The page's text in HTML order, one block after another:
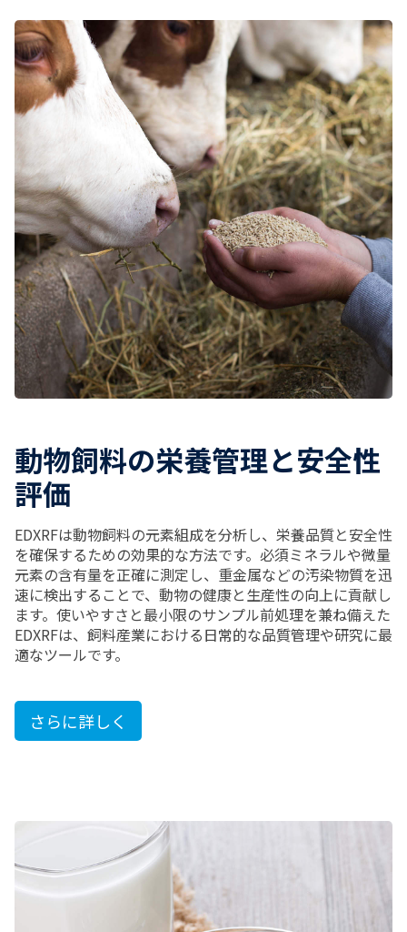
動物飼料の栄養管理と安全性
評価
EDXRFは動物飼料の元素組成を分析し、栄養品質と安全性
を確保するための効果的な方法です。必須ミネラルや微量
元素の含有量を正確に測定し、重金属などの汚染物質を迅
速に検出することで、動物の健康と生産性の向上に貢献し
ます。使いやすさと最小限のサンプル前処理を兼ね備えた
EDXRFは、飼料産業における日常的な品質管理や研究に最
適なツールです。
さらに詳しく